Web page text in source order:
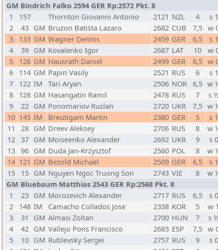
GM Bindrich Falko 2594 GER Rp:2572 Pkt. 8
1
157 Thornton Giovanni Antonio 2121 NZL 4
s 1
2
43 GM Bruzon Batista Lazaro 2682 CUB 7,5 w
3
133 GM Wagner Dennis 2459 GER 6,5
s 1
4
39 GM Kovalenko Igor 2687 LAT 10
w
5
126 GM Hausrath Daniel 2499 GER 6,5 w
6
114 GM Papin Vasily 2521 RUS 6
s 1
7
122 IM Tari Aryan 2506 NOR 6,5 w
8
128 GM Hasangatin Ramil 2478 RUS 7
s
9
22 GM Ponomariov Ruslan 2720 UKR 7,5 w
10 145 IM Breutigam Martin 2380 GER 5
s 1
11
28 GM Dreev Aleksey 2706 RUS 8
w
12 37 GM Moiseenko Alexander 2692 UKR 9
s 0
13 96 GM Duda Jan-Krzysztof 2560 POL 8
w
14 121 GM Bezold Michael 2509 GER 6,5
s 1
15
15 GM Nguyen Ngoc Truong Son 2743 VIE 8
w
GM Bluebaum Matthias 2543 GER Rp:2568 Pkt. 8
1
23 GM Morozevich Alexander 2717 RUS 6,5
s 0
2
148 IM Camacho Collados Jose 2338 KOR 5
w
3
31 GM Almasi Zoltan 2700 HUN 7
s
4
42 GM Vallejo Pons Francisco 2683 ESP 7,5 w
5
10 GM Rublevsky Sergei 2757 RUS 9
s 0